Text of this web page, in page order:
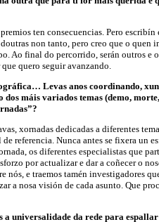
ten consecuencias. Pero
non tanto, pero creo que o quen
Ao final do percorrido, serán outros e
quero seguir avanzando.
Levas anos coordinando,
máis variados temas (demo,
xornadas dedicadas a diferentes
referencia. Nunca antes se fixera un
os diferentes especialistas que
por actualizar e dar a coñecer o
nós, e traemos tamén investigadores
a nosa visión de cada asunto. Que
universalidade da rede para espallar